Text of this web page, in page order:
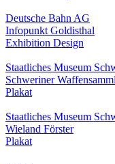
Deutsche Bahn AG
Infopunkt Goldisthal
Exhibition Design
Staatliches Museum
Schweriner
Plakat
Staatliches Museum
Wieland Förster
Plakat